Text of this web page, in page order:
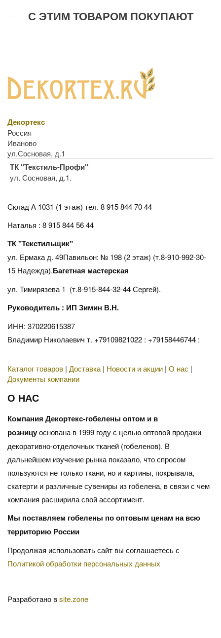
С ЭТИМ ТОВАРОМ ПОКУПАЮТ
Декортекс
Россия
Иваново
ул.Сосновая, д.1
ТК "Текстиль-Профи"
ул. Сосновая, д.1.
Склад А 1031 (1 этаж) тел. 8 915 844 70 44
Наталья : 8 915 844 56 44
ТК "Текстильщик"
ул. Ермака д. 49Павильон: № 198 (2 этаж) (т.8-910-992-30-
15 Надежда).Багетная мастерская
ул. Тимирязева 1 (т.8-915-844-32-44 Сергей).
Руководитель : ИП Зимин В.Н.
ИНН: 370220615387
Владимир Николаевич т. +79109821022 : +79158446744 :
Каталог товаров | Доставка | Новости и акции | О нас |
Документы компании
О НАС
Компания Декортекс-гобелены оптом и в
розницуоснована в 1999 году с целью оптовой продажи
декоративно-отделочных тканей (гобеленов). В
дальнейшем изучение рынка показало, что спросом
пользуются не только ткани, но и картины, покрывала,
скатерти и различные сувениры из гобелена, в связи с чем
компания расширила свой ассортимент.
Мы поставляем гобелены по оптовым ценам на всю
территорию России
Продолжая использовать сайт вы соглашаетесь с
Политикой обработки персональных данных
Разработано вsite.zone